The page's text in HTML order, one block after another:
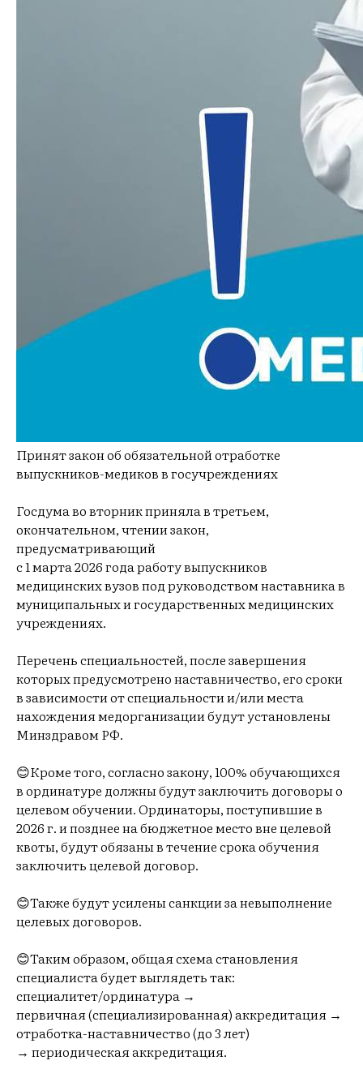
Принят закон об обязательной отработке
выпускников-медиков в госучреждениях
Госдума во вторник приняла в третьем,
окончательном, чтении закон,
предусматривающий
с 1 марта 2026 года работу выпускников
медицинских вузов под руководством наставника в
муниципальных и государственных медицинских
учреждениях.
Перечень специальностей, после завершения
которых предусмотрено наставничество, его сроки
в зависимости от специальности и/или места
нахождения медорганизации будут установлены
Минздравом РФ.
😊Кроме того, согласно закону, 100% обучающихся
в ординатуре должны будут заключить договоры о
целевом обучении. Ординаторы, поступившие в
2026 г. и позднее на бюджетное место вне целевой
квоты, будут обязаны в течение срока обучения
заключить целевой договор.
😊Также будут усилены санкции за невыполнение
целевых договоров.
😊Таким образом, общая схема становления
специалиста будет выглядеть так:
специалитет/ординатура →
первичная (специализированная) аккредитация →
отработка-наставничество (до 3 лет)
→ периодическая аккредитация.